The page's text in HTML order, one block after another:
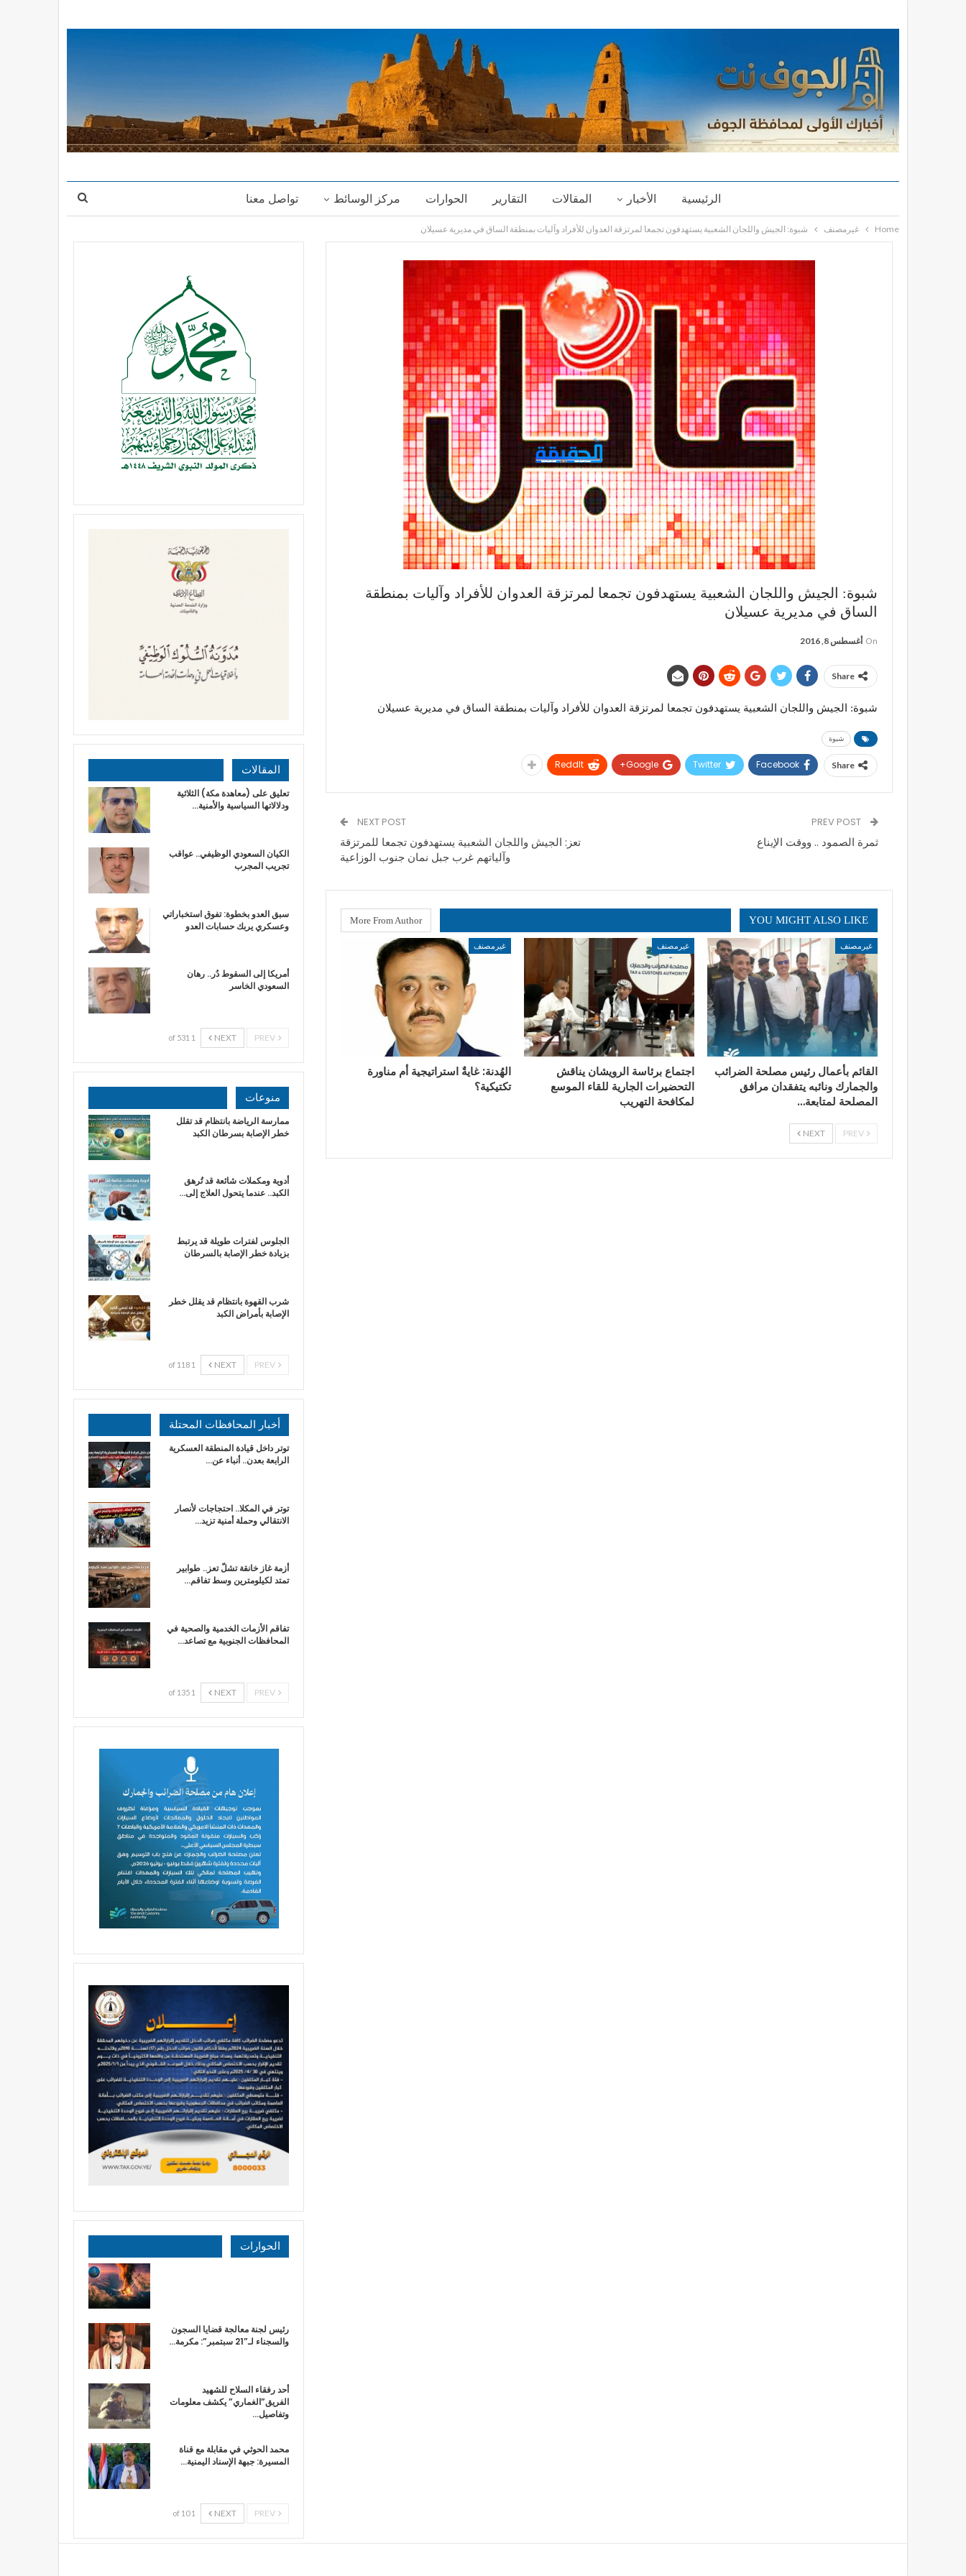
الرئيسية الأخبار المقالات التقارير الحوارات مركز الوسائط تواصل معنا
Home غيرمصنف شبوة: الجيش واللجان الشعبية يستهدفون تجمعا لمرتزقة العدوان للأفراد وآليات بمنطقة الساق في مديرية عسيلان
شبوة: الجيش واللجان الشعبية يستهدفون تجمعا لمرتزقة العدوان للأفراد وآليات بمنطقة
الساق في مديرية عسيلان
On أغسطس 8, 2016
Share
شبوة: الجيش واللجان الشعبية يستهدفون تجمعا لمرتزقة العدوان للأفراد وآليات بمنطقة الساق في مديرية عسيلان
شبوة
Share
Facebook
Twitter
Google+
ReddIt
ثمرة الصمود .. ووقت الإيناع
NEXT POST
تعز: الجيش واللجان الشعبية يستهدفون تجمعا للمرتزقة
وآلياتهم غرب جبل نمان جنوب الوزاعية
YOU MIGHT ALSO LIKE
More From Author
غيرمصنف
القائم بأعمال رئيس مصلحة الضرائب
والجمارك ونائبه يتفقدان مرافق
المصلحة لمتابعة…
غيرمصنف
اجتماع برئاسة الرويشان يناقش
التحضيرات الجارية للقاء الموسع
لمكافحة التهريب
غيرمصنف
الهُدنة: غايةٌ استراتيجية أم مناورة
تكتيكية؟
NEXT
المقالات
تعليق على (معاهدة مكة) الثلاثية
ودلالاتها السياسية والأمنية…
الكيان السعودي الوظيفي.. عواقب
تجريب المجرب
سبق العدو بخطوة: تفوق استخباراتي
وعسكري يربك حسابات العدو
أمريكا إلى السقوط دُر.. رهان
السعودي الخاسر
NEXT
1 of 531
منوعات
ممارسة الرياضة بانتظام قد تقلل
خطر الإصابة بسرطان الكبد
أدوية ومكملات شائعة قد تُرهق
الكبد.. عندما يتحول العلاج إلى…
الجلوس لفترات طويلة قد يرتبط
بزيادة خطر الإصابة بالسرطان
شرب القهوة بانتظام قد يقلل خطر
الإصابة بأمراض الكبد
NEXT
1 of 118
أخبار المحافظات المحتلة
توتر داخل قيادة المنطقة العسكرية
الرابعة بعدن.. أنباء عن…
توتر في المكلا.. احتجاجات لأنصار
الانتقالي وحملة أمنية تزيد…
أزمة غاز خانقة تشلّ تعز.. طوابير
تمتد لكيلومترين وسط تفاقم…
تفاقم الأزمات الخدمية والصحية في
المحافظات الجنوبية مع تصاعد…
NEXT
1 of 135
الحوارات
رئيس لجنة معالجة قضايا السجون
والسجناء لـ”21 سبتمبر”: مكرمة…
أحد رفقاء السلاح للشهيد
الفريق”الغماري” يكشف معلومات
وتفاصيل…
محمد الحوثي في مقابلة مع قناة
المسيرة: جبهة الإسناد اليمنية…
NEXT
1 of 10